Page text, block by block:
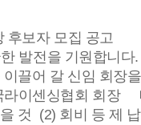
후보자 모집 공고
발전을 기원합니
업을 이끌어
센싱협회 회장
것 (2) 회비 등 제